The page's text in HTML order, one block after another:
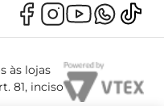
às lojas
81, inciso